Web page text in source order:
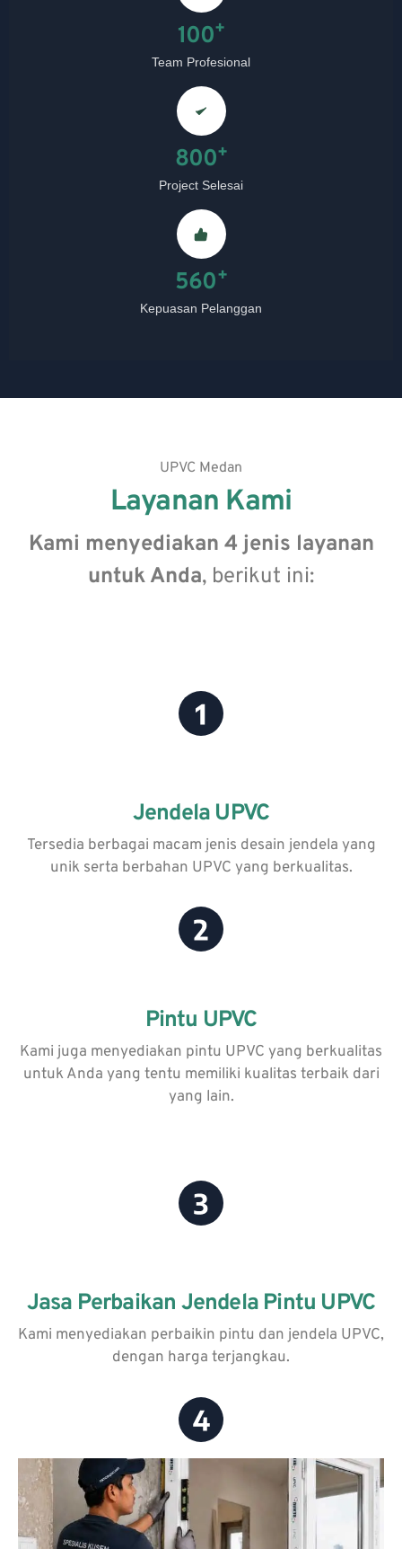
100+
Team Profesional
800+
Project Selesai
560+
Kepuasan Pelanggan
UPVC Medan
Layanan Kami
Kami menyediakan 4 jenis layanan
untuk Anda, berikut ini:
Jendela UPVC
Tersedia berbagai macam jenis desain jendela yang
unik serta berbahan UPVC yang berkualitas.
Pintu UPVC
Kami juga menyediakan pintu UPVC yang berkualitas
untuk Anda yang tentu memiliki kualitas terbaik dari
yang lain.
Jasa Perbaikan Jendela Pintu UPVC
Kami menyediakan perbaikin pintu dan jendela UPVC,
dengan harga terjangkau.